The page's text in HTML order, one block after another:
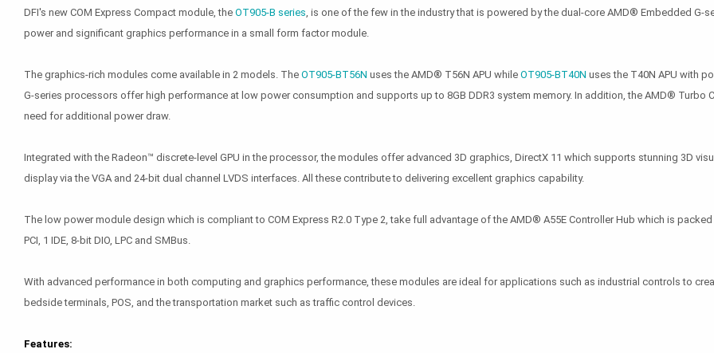
DFI's new COM Express Compact module, the OT905-B series, is one of the few in the industry that is powered by the dual-core AMD® Embedded
power and significant graphics performance in a small form factor module.
The graphics-rich modules come available in 2 models. The OT905-BT56N uses the AMD® T56N APU while OT905-BT40N uses the T40N APU with
G-series processors offer high performance at low power consumption and supports up to 8GB DDR3 system memory. In addition, the AMD®
need for additional power draw.
Integrated with the Radeon™ discrete-level GPU in the processor, the modules offer advanced 3D graphics, DirectX 11 which supports stunning 3D
display via the VGA and 24-bit dual channel LVDS interfaces. All these contribute to delivering excellent graphics capability.
The low power module design which is compliant to COM Express R2.0 Type 2, take full advantage of the AMD® A55E Controller Hub which is
PCI, 1 IDE, 8-bit DIO, LPC and SMBus.
With advanced performance in both computing and graphics performance, these modules are ideal for applications such as industrial controls to
bedside terminals, POS, and the transportation market such as traffic control devices.
Features: